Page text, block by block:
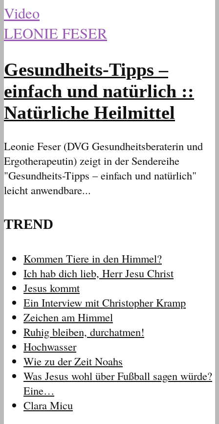
Video
LEONIE FESER
Gesundheits-Tipps –
einfach und natürlich ::
Natürliche Heilmittel
Leonie Feser (DVG Gesundheitsberaterin und
Ergotherapeutin) zeigt in der Sendereihe
"Gesundheits-Tipps – einfach und natürlich"
leicht anwendbare...
TREND
Kommen Tiere in den Himmel?
Ich hab dich lieb, Herr Jesu Christ
Jesus kommt
Ein Interview mit Christopher Kramp
Zeichen am Himmel
Ruhig bleiben, durchatmen!
Hochwasser
Wie zu der Zeit Noahs
Was Jesus wohl über Fußball sagen würde?
Eine…
Clara Micu